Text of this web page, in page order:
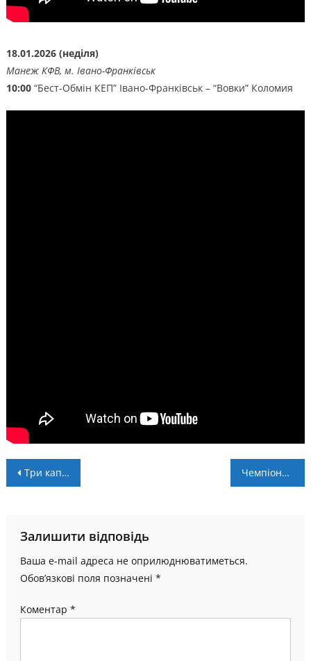
18.01.2026 (неділя)
Манеж КФВ, м. Івано-Франківськ
10:00“Бест-Обмін КЕП” Івано-Франківськ – “Вовки” Коломия
Навігація
Три капітани і тренер Панчук – символічна збірна 7 туру чемпіонату області Чемпіонат області. Дозаявки: легендарні “енергетики” знову в справі
Залишити відповідь
Ваша e-mail адреса не оприлюднюватиметься.
Обов’язкові поля позначені *
Коментар *